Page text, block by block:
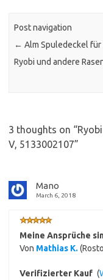
Post navigation
← Alm Spuledeckel für
Ryobi und andere
3 thoughts on “
V, 5133002107”
Mano
March 6, 2018
Meine Ansprüche
Von Mathias K.
Verifizierter Kauf (